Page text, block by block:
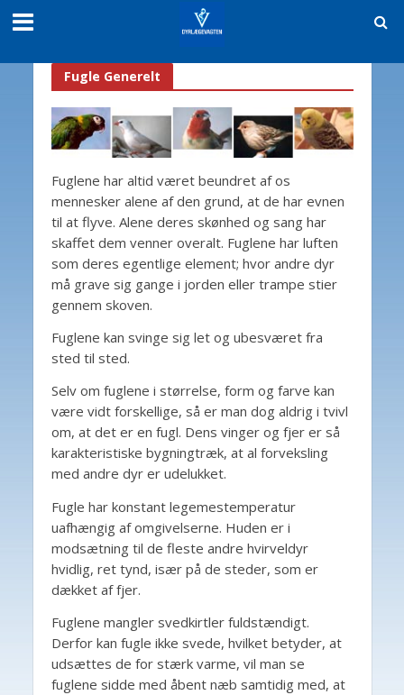
Fugle Generelt
Fuglene har altid været beundret af os
mennesker alene af den grund, at de har evnen
til at flyve. Alene deres skønhed og sang har
skaffet dem venner overalt. Fuglene har luften
som deres egentlige element; hvor andre dyr
må grave sig gange i jorden eller trampe stier
gennem skoven.
Fuglene kan svinge sig let og ubesværet fra
sted til sted.
Selv om fuglene i størrelse, form og farve kan
være vidt forskellige, så er man dog aldrig i tvivl
om, at det er en fugl. Dens vinger og fjer er så
karakteristiske bygningtræk, at al forveksling
med andre dyr er udelukket.
Fugle har konstant legemestemperatur
uafhængig af omgivelserne. Huden er i
modsætning til de fleste andre hvirveldyr
hvidlig, ret tynd, især på de steder, som er
dækket af fjer.
Fuglene mangler svedkirtler fuldstændigt.
Derfor kan fugle ikke svede, hvilket betyder, at
udsættes de for stærk varme, vil man se
fuglene sidde med åbent næb samtidig med, at